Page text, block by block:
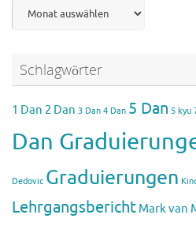
Schlagwörter
1 Dan 2 Dan 3 Dan 4 Dan 5 Dan 5 kyu
Dan
Dedovic Graduierungen
Lehrgangsbericht Mark van